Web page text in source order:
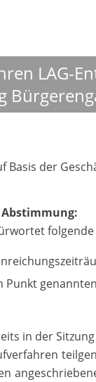
LAG-
der
Abstimmung:
in der